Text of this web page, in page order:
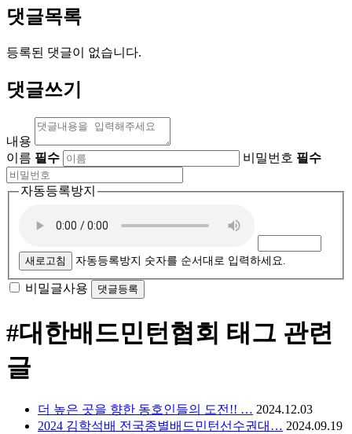
댓글목록
등록된 댓글이 없습니다.
댓글쓰기
내용
이름 필수 비밀번호 필수
자동등록방지
새로고침 자동등록방지 숫자를 순서대로 입력하세요.
비밀글사용
#대한배드민턴협회 태그 관련
글
더 높은 곳을 향한 동호인들의 도전!! … 2024.12.03
2024 김학석배 전국종별배드민턴선수권대… 2024.09.19